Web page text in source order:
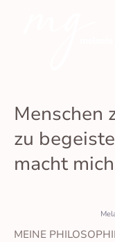
Menschen
zu
macht
MEINE